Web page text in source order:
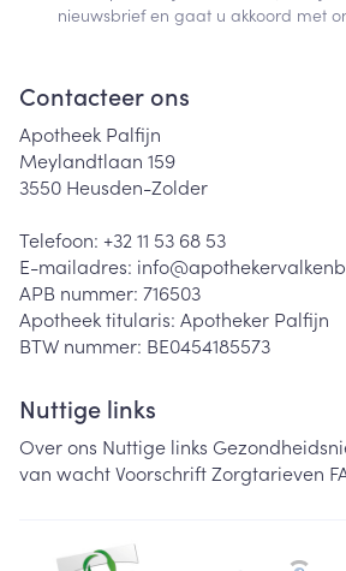
nieuwsbrief en gaat u akkoord met
Contacteer ons
Apotheek Palfijn
Meylandtlaan 159
3550 Heusden-Zolder
Telefoon: +32 11 53 68 53
E-mailadres: info@
APB nummer: 716503
Apotheek titularis: Apotheker Palfijn
BTW nummer: BE0454185573
Nuttige links
Over ons Nuttige links
van wachtVoorschriftZorgtarieven